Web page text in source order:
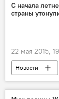
С начала
страны
22 мая 2015,
Новости
В Молдове